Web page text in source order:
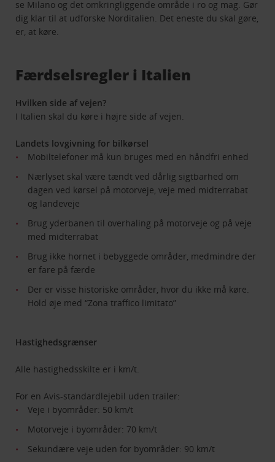
se Milano og det omkringliggende område i ro og mag. Gør
dig klar til at udforske Norditalien. Det eneste du skal gøre,
er, at køre.
Færdselsregler i Italien
Hvilken side af vejen?
I Italien skal du køre i højre side af vejen.
Landets lovgivning for bilkørsel
Mobiltelefoner må kun bruges med en håndfri enhed
Nærlyset skal være tændt ved dårlig sigtbarhed om
dagen ved kørsel på motorveje, veje med midterrabat
og landeveje
Brug yderbanen til overhaling på motorveje og på veje
med midterrabat
Brug ikke hornet i bebyggede områder, medmindre der
er fare på færde
Der er visse historiske områder, hvor du ikke må køre.
Hold øje med “Zona traffico limitato”
Hastighedsgrænser
Alle hastighedsskilte er i km/t.
For en Avis-standardlejebil uden trailer:
Veje i byområder: 50 km/t
Motorveje i byområder: 70 km/t
Sekundære veje uden for byområder: 90 km/t